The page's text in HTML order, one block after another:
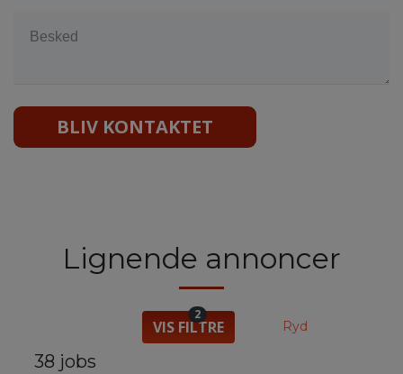
BLIV KONTAKTET
Lignende annoncer
VIS FILTRE
2
Ryd
38 jobs